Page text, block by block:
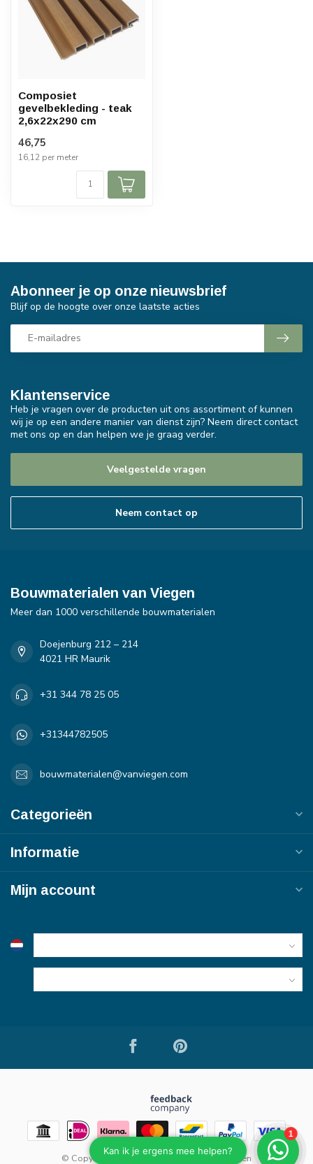
Composiet
gevelbekleding - teak
2,6x22x290 cm
46,75
16,12 per meter
Klantenservice
Heb je vragen over de producten uit ons assortiment of kunnen
wij je op een andere manier van dienst zijn? Neem direct contact
met ons op en dan helpen we je graag verder.
Veelgestelde vragen
Neem contact op
Abonneer je op onze nieuwsbrief
Blijf op de hoogte over onze laatste acties
Bouwmaterialen van Viegen
Meer dan 1000 verschillende bouwmaterialen
Doejenburg 212 – 214
4021 HR Maurik
+31 344 78 25 05
+31344782505
bouwmaterialen@vanviegen.com
Categorieën
Informatie
Mijn account
© Copyright 2026 Bouwmaterialen van Viegen